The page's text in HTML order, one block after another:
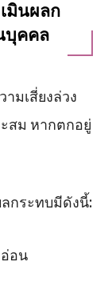
มินผลก
บุคคล
มเสี่ยงล่วง
สม หากตกอยู่
กระทบมีดังนี้:
อน